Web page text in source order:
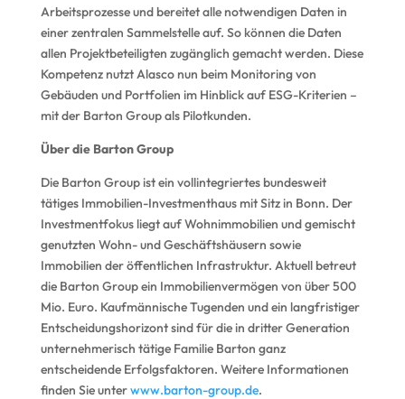
Arbeitsprozesse und bereitet alle notwendigen Daten in
einer zentralen Sammelstelle auf. So können die Daten
allen Projektbeteiligten zugänglich gemacht werden. Diese
Kompetenz nutzt Alasco nun beim Monitoring von
Gebäuden und Portfolien im Hinblick auf ESG-Kriterien –
mit der Barton Group als Pilotkunden.
Über die Barton Group
Die Barton Group ist ein vollintegriertes bundesweit
tätiges Immobilien-Investmenthaus mit Sitz in Bonn. Der
Investmentfokus liegt auf Wohnimmobilien und gemischt
genutzten Wohn- und Geschäftshäusern sowie
Immobilien der öffentlichen Infrastruktur. Aktuell betreut
die Barton Group ein Immobilienvermögen von über 500
Mio. Euro. Kaufmännische Tugenden und ein langfristiger
Entscheidungshorizont sind für die in dritter Generation
unternehmerisch tätige Familie Barton ganz
entscheidende Erfolgsfaktoren. Weitere Informationen
finden Sie unterwww.barton-group.de.